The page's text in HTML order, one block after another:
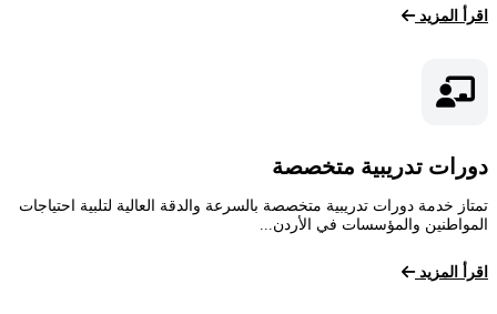
اقرأ المزيد
دورات تدريبية متخصصة
تمتاز خدمة دورات تدريبية متخصصة بالسرعة والدقة العالية لتلبية احتياجات
المواطنين والمؤسسات في الأردن...
اقرأ المزيد